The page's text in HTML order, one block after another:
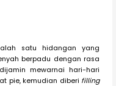
satu hidangan yang
berpadu dengan rasa
mewarnai hari-hari
pie, kemudian diberi filling